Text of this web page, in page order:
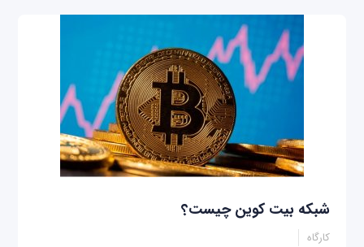
شبکه بیت کوین چیست؟
کارگاه